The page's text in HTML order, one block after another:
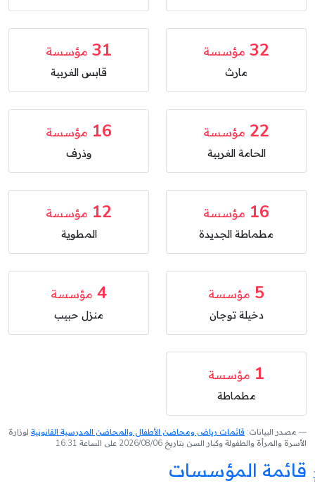
32 مؤسسة
مارث
31 مؤسسة
قابس الغربية
22 مؤسسة
الحامة الغربية
16 مؤسسة
وذرف
16 مؤسسة
مطماطة الجديدة
12 مؤسسة
المطوية
5 مؤسسة
دخيلة توجان
4 مؤسسة
منزل حبيب
1 مؤسسة
مطماطة
مصدر البيانات: قائمات رياض ومحاضن الأطفال والمحاضن المدرسية القانونية لوزارة
الأسرة والمرأة والطفولة وكبار السن بتاريخ 2026/08/06 على الساعة 16:31
قائمة المؤسسات